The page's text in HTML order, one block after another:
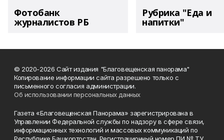
Фотобанк
журналистов РБ
Рубрика "Еда и
напитки"
© 2020-2026 Сайт издания "Благовещенская панорама"
Копирование информации сайта разрешено только с
письменного согласия администрации.
Об использовании персональных данных
Газета «Благовещенская Панорама» зарегистрирована в
Управлении Федеральной службы по надзору в сфере связи,
информационных технологий и массовых коммуникаций по